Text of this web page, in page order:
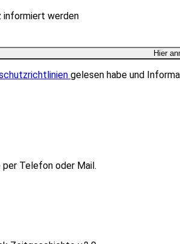
informiert werden
gelesen habe und
per Telefon oder Mail.